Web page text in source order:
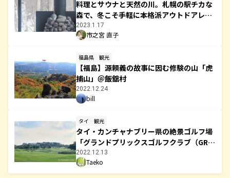
料理とサウナと天然の川。札幌の駅チカな
森で、冬こそ手軽に本格派アウトドアレス
トラン「mountainman」
2023.1.17
市之宮 直子
福島県 観光
【福島】源頼義の故事に因む修験の山「虎
捕山」＠飯舘村
2022.12.24
bill
タイ 観光
タイ・カンチャナブリー県の絶景ゴルフ場
「グランドプリックスゴルフクラブ（GRA
ND PRIX GOLF CLUB）」
2022.12.13
Taeko